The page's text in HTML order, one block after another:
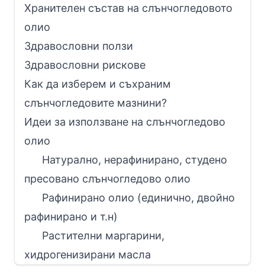
Хранителен състав на слънчогледовото
олио
Здравословни ползи
Здравословни рискове
Как да изберем и съхраним
слънчогледовите мазнини?
Идеи за използване на слънчогледово
олио
Натурално, нерафинирано, студено
пресовано слънчогледово олио
Рафинирано олио (единично, двойно
рафинирано и т.н)
Растителни маргарини,
хидрогенизирани масла